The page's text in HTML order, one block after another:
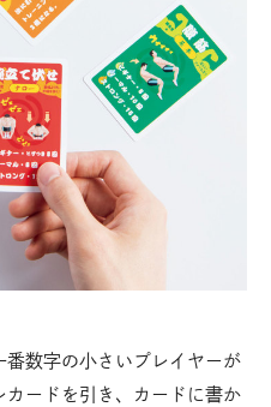
数字の小さいプレイヤーが
ードを引き、カードに書か